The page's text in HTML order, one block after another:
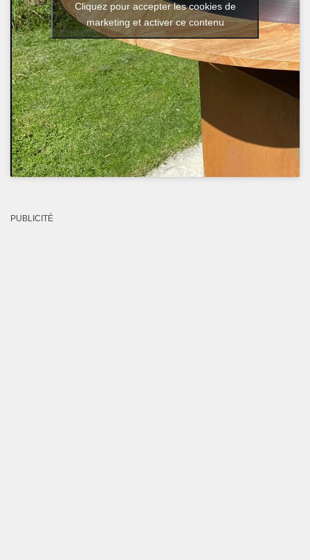
Cliquez pour accepter les cookies de
marketing et activer ce contenu
PUBLICITÉ